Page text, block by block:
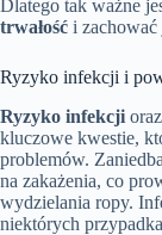
Dlatego tak ważne
trwałość i zachować
Ryzyko infekcji i
Ryzyko infekcji oraz
kluczowe kwestie,
problemów.
na zakażenia, co
wydzielania ropy.
niektórych